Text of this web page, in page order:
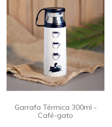
Garrafa Térmica 300ml -
Café-gato